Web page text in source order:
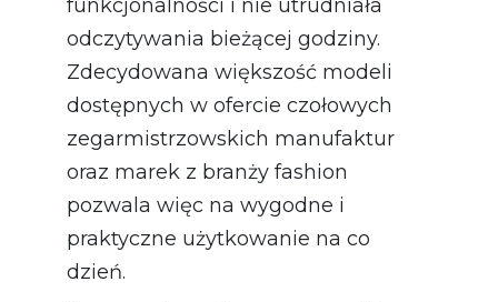
funkcjonalności i nie utrudniała
odczytywania bieżącej godziny.
Zdecydowana większość modeli
dostępnych w ofercie czołowych
zegarmistrzowskich manufaktur
oraz marek z branży fashion
pozwala więc na wygodne i
praktyczne użytkowanie na co
dzień.